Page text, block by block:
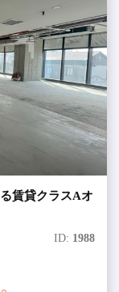
賃貸クラスAオ
ID: 1988